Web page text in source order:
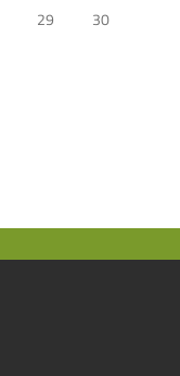
29
30